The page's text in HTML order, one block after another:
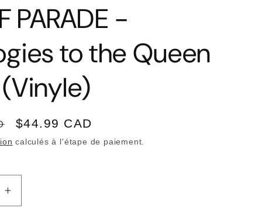
PARADE -
to the Queen
Prix
promotionnel
$44.99 CAD
calculés à l'étape de paiement.
Augmenter